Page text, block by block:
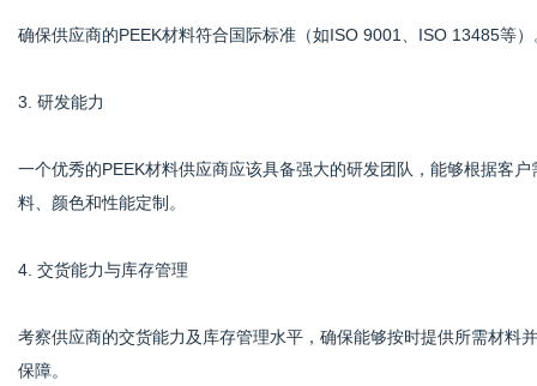
确保供应商的PEEK材料符合国际标准（如ISO 9001、ISO 13485等
3. 研发能力
一个优秀的PEEK材料供应商应该具备强大的研发团队，能够根据客
料、颜色和性能定制。
4. 交货能力与库存管理
考察供应商的交货能力及库存管理水平，确保能够按时提供所需材料
保障。